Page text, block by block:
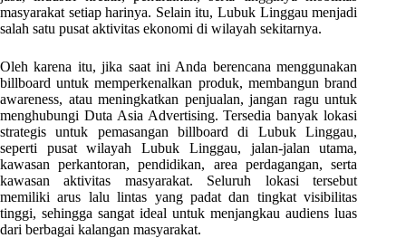
masyarakat setiap harinya. Selain itu, Lubuk Linggau menjadi
salah satu pusat aktivitas ekonomi di wilayah sekitarnya.
Oleh karena itu, jika saat ini Anda berencana menggunakan
billboard untuk memperkenalkan produk, membangun brand
awareness, atau meningkatkan penjualan, jangan ragu untuk
menghubungi Duta Asia Advertising. Tersedia banyak lokasi
strategis untuk pemasangan billboard di Lubuk Linggau,
seperti pusat wilayah Lubuk Linggau, jalan-jalan utama,
kawasan perkantoran, pendidikan, area perdagangan, serta
kawasan aktivitas masyarakat. Seluruh lokasi tersebut
memiliki arus lalu lintas yang padat dan tingkat visibilitas
tinggi, sehingga sangat ideal untuk menjangkau audiens luas
dari berbagai kalangan masyarakat.